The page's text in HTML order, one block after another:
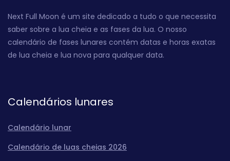
Next Full Moon é um site dedicado a tudo o que necessita
saber sobre a lua cheia e as fases da lua. O nosso
calendário de fases lunares contém datas e horas exatas
de lua cheia e lua nova para qualquer data.
Calendários lunares
Calendário lunar
Calendário de luas cheias 2026